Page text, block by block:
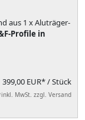
aus 1 x Aluträger-
Profile in
399,00 EUR*/ Stück
MwSt. zzgl. Versand